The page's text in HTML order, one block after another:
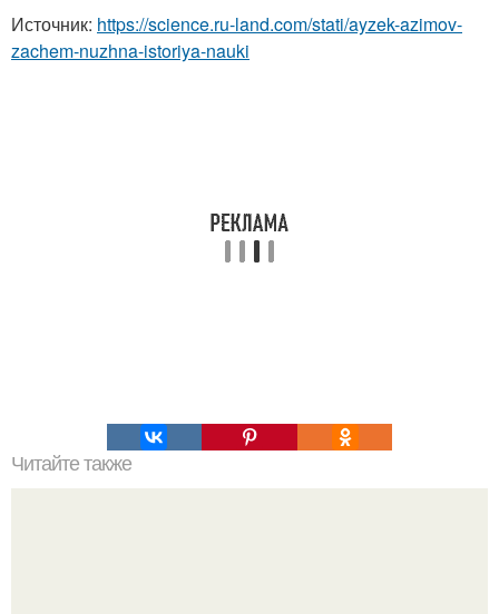
Источник: https://science.ru-land.com/stati/ayzek-azimov-
zachem-nuzhna-istoriya-nauki
Читайте также